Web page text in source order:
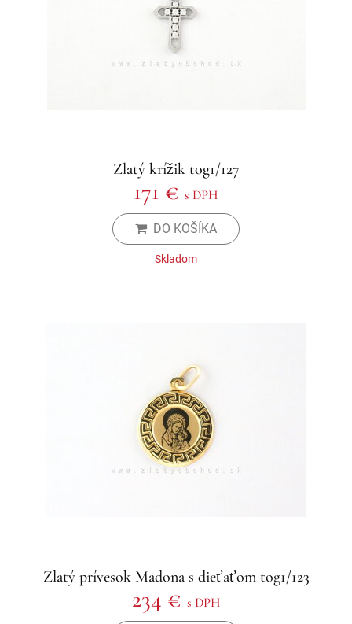
Zlatý krížik tog1/127
171 € s DPH
DO KOŠÍKA
Skladom
Zlatý prívesok Madona s dieťaťom tog1/123
234 € s DPH